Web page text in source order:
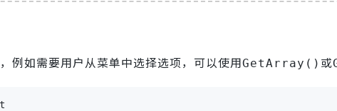
例如需要用户从菜单中选择选项，可以使用GetArray() 或